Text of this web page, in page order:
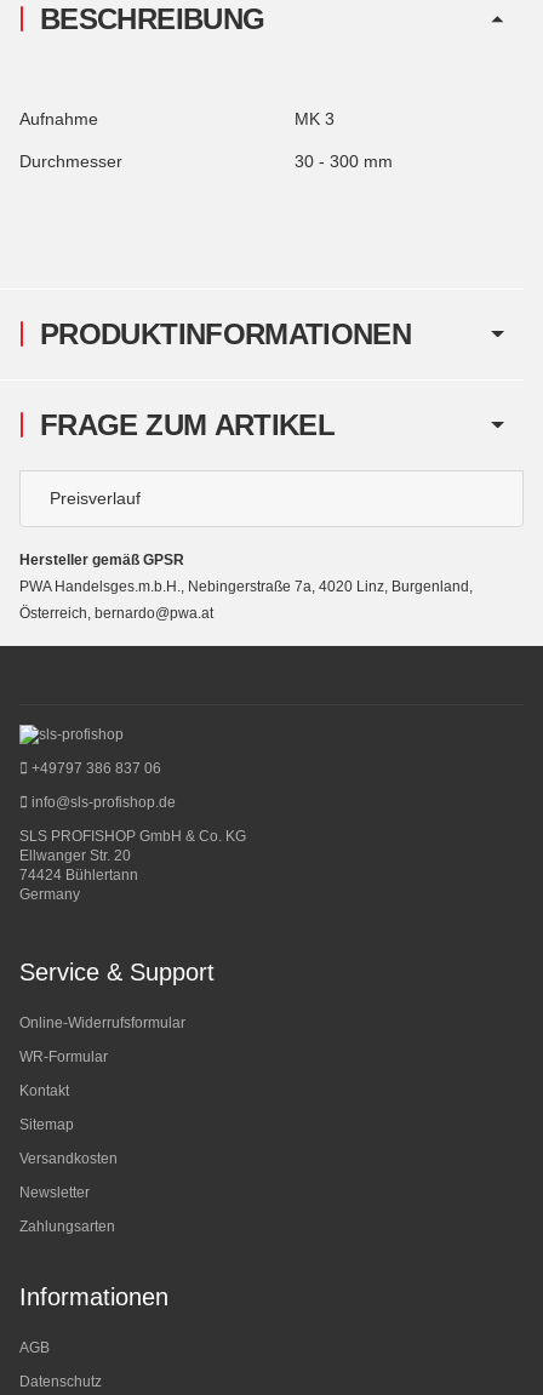
PRODUKTINFORMATIONEN
BESCHREIBUNG
Aufnahme MK 3
Durchmesser 30 - 300 mm
FRAGE ZUM ARTIKEL
Preisverlauf
Hersteller gemäß GPSR
PWA Handelsges.m.b.H., Nebingerstraße 7a, 4020 Linz, Burgenland,
Österreich, bernardo@pwa.at
+49797 386 837 06
info@sls-profishop.de
SLS PROFISHOP GmbH & Co. KG
Ellwanger Str. 20
74424 Bühlertann
Germany
Service & Support
Online-Widerrufsformular
WR-Formular
Kontakt
Sitemap
Versandkosten
Newsletter
Zahlungsarten
Informationen
AGB
Datenschutz